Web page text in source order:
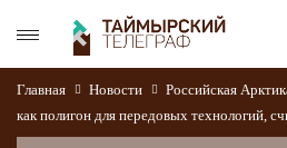
Главная Новости
Российская
как полигон для передовых технологий,